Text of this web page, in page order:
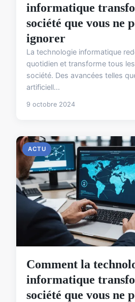
informatique
société que vous ne
ignorer
La technologie informatique
quotidien et transforme tous
société. Des avancées telles
artificiell...
9 octobre 2024
ACTU
Comment la
informatique
société que vous ne